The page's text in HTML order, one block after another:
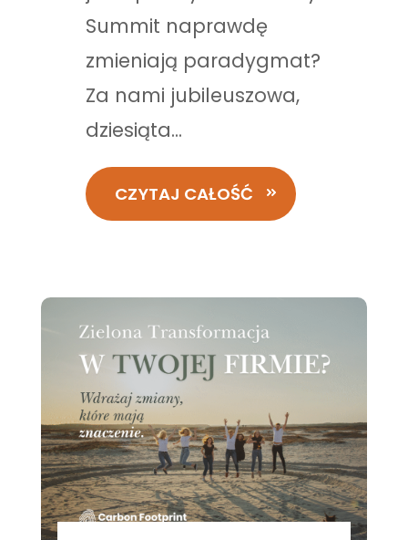
Summit naprawdę
zmieniają paradygmat?
Za nami jubileuszowa,
dziesiąta...
CZYTAJ CAŁOŚĆ